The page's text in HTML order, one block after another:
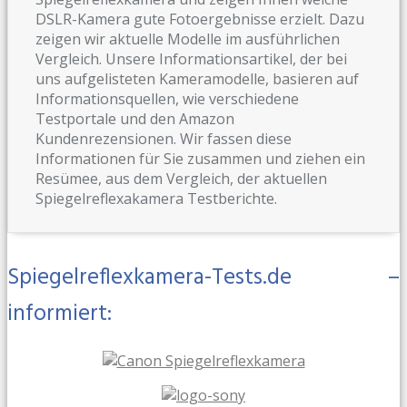
DSLR-Kamera gute Fotoergebnisse erzielt. Dazu
zeigen wir aktuelle Modelle im ausführlichen
Vergleich. Unsere Informationsartikel, der bei
uns aufgelisteten Kameramodelle, basieren auf
Informationsquellen, wie verschiedene
Testportale und den Amazon
Kundenrezensionen. Wir fassen diese
Informationen für Sie zusammen und ziehen ein
Resümee, aus dem Vergleich, der aktuellen
Spiegelreflexakamera Testberichte.
Spiegelreflexkamera-Tests.de –
informiert: